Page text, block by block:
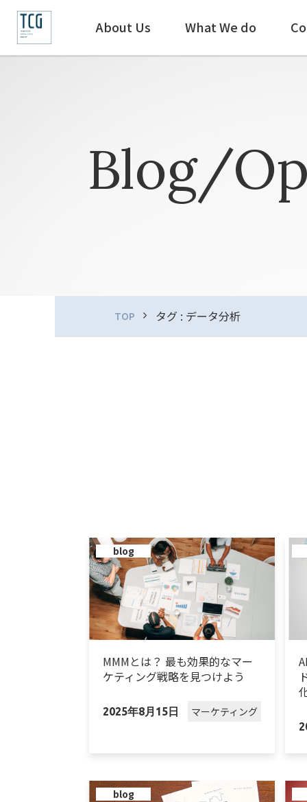
About Us What We do
Blog/
TOP タグ : データ分析
blog
MMMとは？ 最も効果的なマー
ケティング戦略を見つけよう
2025年8月15日 マーケティング
blog